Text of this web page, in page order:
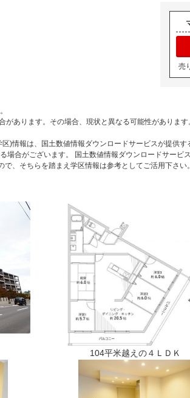
売
あります。その場合、現状と異なる可能性があります
)情報は、国土数値情報ダウンロードサービスが提供
場合がございます。 国土数値情報ダウンロードサービ
、そちらを踏まえ学区情報は参考としてご活用下さい。
104平米越えの４ＬＤＫ